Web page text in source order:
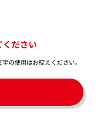
ださい
の使用はお控えください。​